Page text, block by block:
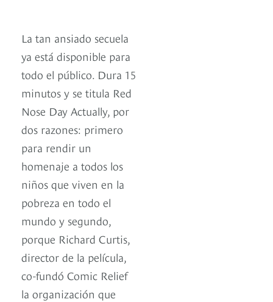
La tan ansiado secuela
ya está disponible para
todo el público. Dura 15
minutos y se titula Red
Nose Day Actually, por
dos razones: primero
para rendir un
homenaje a todos los
niños que viven en la
pobreza en todo el
mundo y segundo,
porque Richard Curtis,
director de la película,
co-fundó Comic Relief
la organización que